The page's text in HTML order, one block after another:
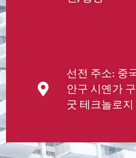
선전 주소: 중
안구 시옌가
굿 테크놀로